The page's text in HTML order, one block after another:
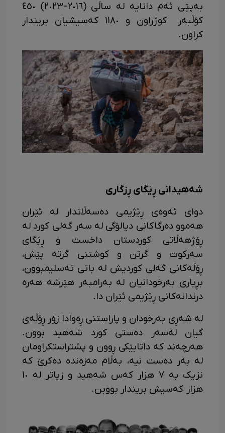
بەپێی ئەم داتایە لە ساڵی (٢٠١٦-٢٠٢٣) ٤٥٠
کۆڵبەر کوژراون و ١١٨٠ کەسیشیان بریندار
کراون.
شەهیدانی ڕێگای ڕزگاری
دوای ئەوەی ڕێژیمی دەسەڵاتدار لە ئێران
هەموو دەرگاکانی دیالۆگی لە سەر گەلی کورد لە
ڕۆژهەڵاتی کوردستان داخست و ڕێگای
سەرکوت و گرتن و کوشتنی گرتە پێش،
ڕۆڵەکانی گەلی کوردیش لە باتی تەسلیمبوون،
بڕیاری بەرخودانیان لە بەرامبەر هێرشە هەرە
درندانەکانی ڕێژیمی ئێران دا.
لە شەڕی بەرخودان و پاراستنی ڕەوادا زۆر ڕۆڵەی
گیان لەسەر دەستی کورد شەهید بوون.
هەرچەند کە داتایێکی ڕوون و پشتراستکراومان
لە بەر دەست نیە، بەڵام مەزەندە دەکرێ کە
نزیک بە ٧ هزار کەس شەهید و زیاتر لە ١٠
هزار کەسیش بریندار بووبن.